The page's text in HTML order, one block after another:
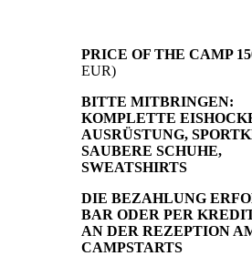
PRICE OF THE CAMP
EUR)
BITTE MITBRINGEN:
KOMPLETTE
AUSRÜSTUNG,
SAUBERE SCHUHE,
SWEATSHIRTS
DIE BEZAHLUNG
BAR ODER PER
AN DER REZEPTION
CAMPSTARTS